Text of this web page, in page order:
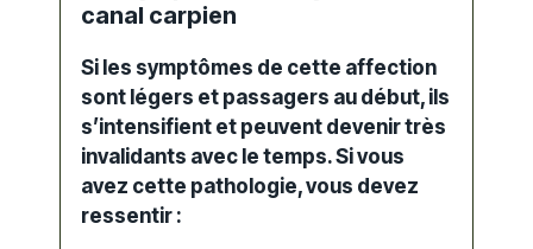
canal carpien
Si les symptômes de cette affection
sont légers et passagers au début, ils
s’intensifient et peuvent devenir très
invalidants avec le temps. Si vous
avez cette pathologie, vous devez
ressentir :